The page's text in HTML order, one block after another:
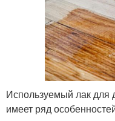
Используемый лак для
имеет ряд